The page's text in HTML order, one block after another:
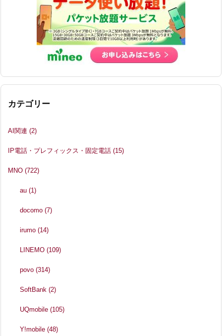
カテゴリー
AI関連 (2)
IP電話・プレフィックス・固定電話 (15)
MNO (722)
au(1)
docomo(7)
irumo(14)
LINEMO(109)
povo(314)
SoftBank(2)
UQmobile(105)
Y!mobile(48)